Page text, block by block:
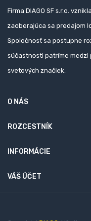
Firma DIAGO SF s.r.o.
zaoberajúca sa predajom
Spoločnosť sa postupne
súčastnosti patríme
svetových značiek.
O NÁS
ROZCESTNÍK
INFORMÁCIE
VÁŠ ÚČET